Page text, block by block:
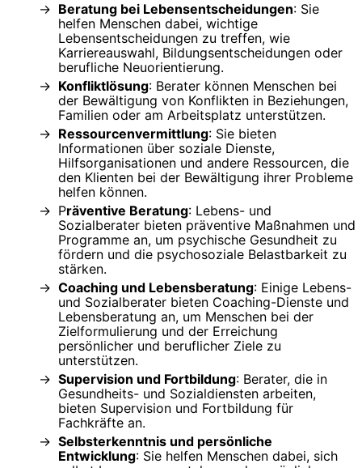
Beratung bei Lebensentscheidungen: Sie
helfen Menschen dabei, wichtige
Lebensentscheidungen zu treffen, wie
Karriereauswahl, Bildungsentscheidungen oder
berufliche Neuorientierung.
Konfliktlösung: Berater können Menschen bei
der Bewältigung von Konflikten in Beziehungen,
Familien oder am Arbeitsplatz unterstützen.
Ressourcenvermittlung: Sie bieten
Informationen über soziale Dienste,
Hilfsorganisationen und andere Ressourcen, die
den Klienten bei der Bewältigung ihrer Probleme
helfen können.
Präventive Beratung: Lebens- und
Sozialberater bieten präventive Maßnahmen und
Programme an, um psychische Gesundheit zu
fördern und die psychosoziale Belastbarkeit zu
stärken.
Coaching und Lebensberatung: Einige Lebens-
und Sozialberater bieten Coaching-Dienste und
Lebensberatung an, um Menschen bei der
Zielformulierung und der Erreichung
persönlicher und beruflicher Ziele zu
unterstützen.
Supervision und Fortbildung: Berater, die in
Gesundheits- und Sozialdiensten arbeiten,
bieten Supervision und Fortbildung für
Fachkräfte an.
Selbsterkenntnis und persönliche
Entwicklung: Sie helfen Menschen dabei, sich